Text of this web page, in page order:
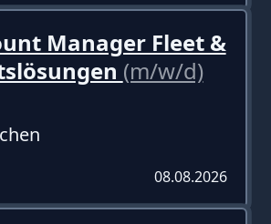
Manager Fleet &
(m/w/d)
08.08.2026